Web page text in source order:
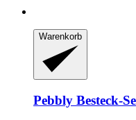
Warenkorb
Pebbly Besteck-​